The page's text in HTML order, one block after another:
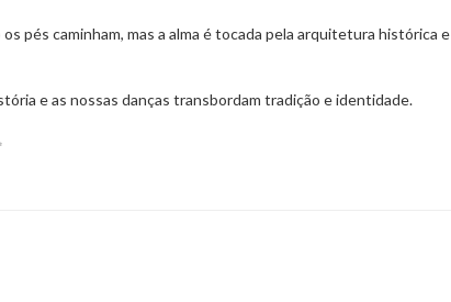
pés caminham, mas a alma é tocada pela arquitetura histórica e
e as nossas danças transbordam tradição e identidade.